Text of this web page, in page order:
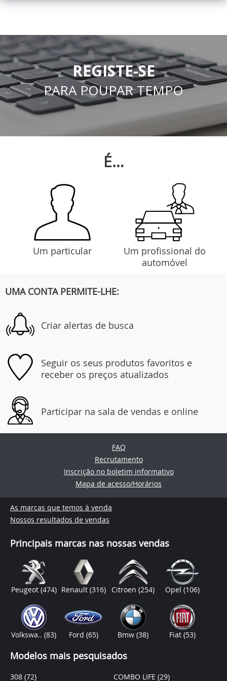
REGISTE-SE
PARA POUPAR TEMPO
É…
Um particular
Um profissional do
automóvel
UMA CONTA PERMITE-LHE:
Criar alertas de busca
Seguir os seus produtos favoritos e
receber os preços atualizados
Participar na sala de vendas e online
FAQ
Recrutamento
Inscrição no boletim informativo
Mapa de acesso/Horários
As marcas que temos à venda
Nossos resultados de vendas
Principais marcas nas nossas vendas
Peugeot (474) Renault (316) Citroen(254) Opel(106)
Volkswa..(83) Ford (65) Bmw(38) Fiat(53)
Modelos mais pesquisados
308 (72) COMBO LIFE (29)